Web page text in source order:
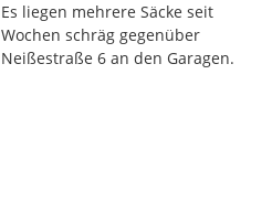
Es liegen mehrere Säcke seit
Wochen schräg gegenüber
Neißestraße 6 an den Garagen.